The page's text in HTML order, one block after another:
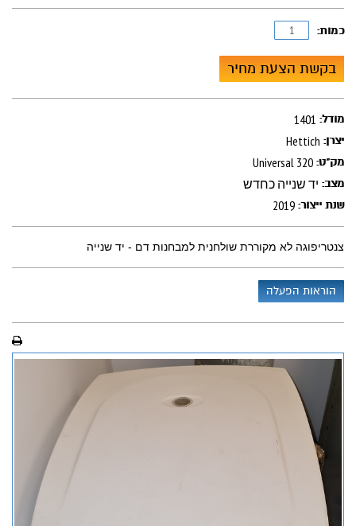
כמות:
בקשת הצעת מחיר
מודל: 1401
יצרן: Hettich
מק"ט: Universal 320
מצב: יד שנייה כחדש
שנת ייצור: 2019
צנטריפוגה לא מקוררת שולחנית למבחנות דם - יד שנייה
הוראות הפעלה